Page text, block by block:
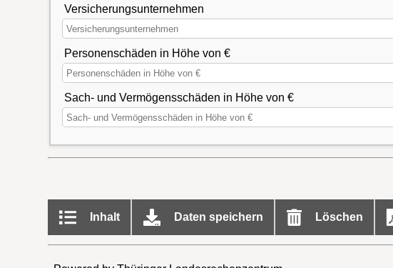
Versicherungsunternehmen
Personenschäden in Höhe von €
Sach- und Vermögensschäden in Höhe von €
Inhalt Daten speichern Löschen